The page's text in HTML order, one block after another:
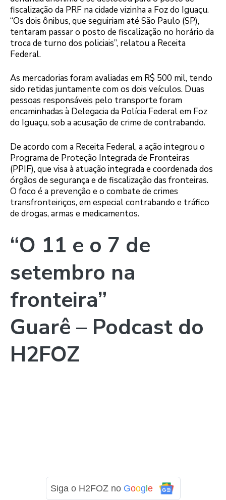
fiscalização da PRF na cidade vizinha a Foz do Iguaçu.
“Os dois ônibus, que seguiriam até São Paulo (SP),
tentaram passar o posto de fiscalização no horário da
troca de turno dos policiais”, relatou a Receita
Federal.
As mercadorias foram avaliadas em R$ 500 mil, tendo
sido retidas juntamente com os dois veículos. Duas
pessoas responsáveis pelo transporte foram
encaminhadas à Delegacia da Polícia Federal em Foz
do Iguaçu, sob a acusação de crime de contrabando.
De acordo com a Receita Federal, a ação integrou o
Programa de Proteção Integrada de Fronteiras
(PPIF), que visa à atuação integrada e coordenada dos
órgãos de segurança e de fiscalização das fronteiras.
O foco é a prevenção e o combate de crimes
transfronteiriços, em especial contrabando e tráfico
de drogas, armas e medicamentos.
“O 11 e o 7 de
setembro na
fronteira”
Guarê – Podcast do
H2FOZ
Siga o H2FOZ no Goog e